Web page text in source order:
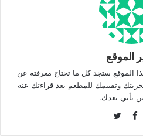
الموقع
الموقع ستجد كل ما تحتاج معرفته عن
وتقييمك للمطعم بعد قراءتك عنه
يأتي بعدك.
Facebook